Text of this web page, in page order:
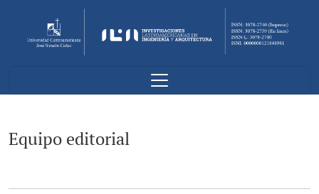
Equipo editorial
Equipo editorial